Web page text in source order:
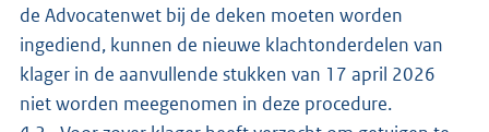
de Advocatenwet bij de deken moeten worden
ingediend, kunnen de nieuwe klachtonderdelen van
klager in de aanvullende stukken van 17 april 2026
niet worden meegenomen in deze procedure.